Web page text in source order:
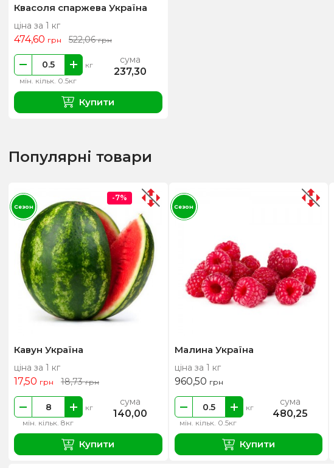
Квасоля спаржева Україна
ціна за 1 кг
474,60 грн 522,06грн
мін. кільк. 0.5кг
кг сума
237,30
Купити
Популярні товари
Кавун Україна
ціна за 1 кг
17,50 грн 18,73грн
мін. кільк. 8кг
кг сума
140,00
Купити
-7%
Сезон
Малина Україна
ціна за 1 кг
960,50 грн
мін. кільк. 0.5кг
кг сума
480,25
Купити
Сезон